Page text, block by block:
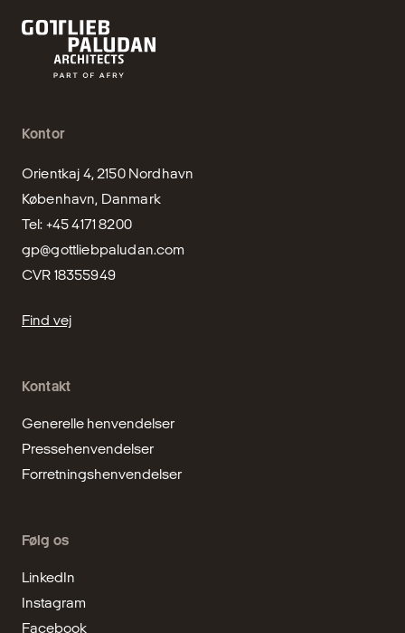
Kontor
Orientkaj 4, 2150 Nordhavn
København, Danmark
Tel: +45 4171 8200
gp@gottliebpaludan.com
CVR 18355949
Find vej
Kontakt
Generelle henvendelser
Pressehenvendelser
Forretningshenvendelser
Følg os
LinkedIn
Instagram
Facebook